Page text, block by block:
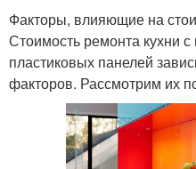
Факторы, влияющие на
Стоимость ремонта кухни
пластиковых панелей
факторов. Рассмотрим их